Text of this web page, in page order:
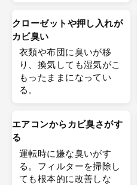
クローゼットや押し入れが
カビ臭い
衣類や布団に臭いが移
り、換気しても湿気がこ
もったままになってい
る。
エアコンからカビ臭さがす
る
運転時に嫌な臭いがす
る。フィルターを掃除し
ても根本的に改善しな